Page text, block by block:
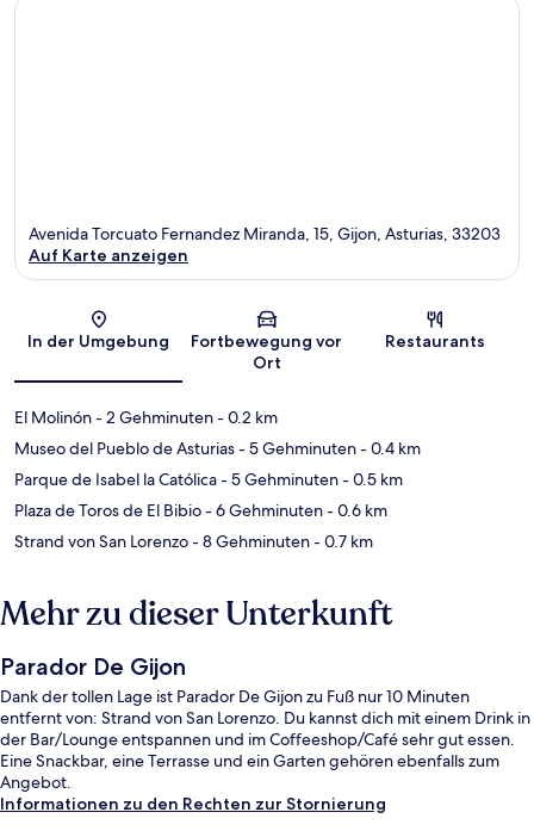
Karte
Avenida Torcuato Fernandez Miranda, 15, Gijon, Asturias, 33203
Auf Karte anzeigen
In der Umgebung
Fortbewegung vor
Ort
Restaurants
El Molinón- 2 Gehminuten- 0.2 km
Museo del Pueblo de Asturias- 5 Gehminuten- 0.4 km
Parque de Isabel la Católica- 5 Gehminuten- 0.5 km
Plaza de Toros de El Bibio- 6 Gehminuten- 0.6 km
Strand von San Lorenzo- 8 Gehminuten- 0.7 km
Mehr zu dieser Unterkunft
Parador De Gijon
Dank der tollen Lage ist Parador De Gijon zu Fuß nur 10 Minuten
entfernt von: Strand von San Lorenzo. Du kannst dich mit einem Drink in
der Bar/Lounge entspannen und im Coffeeshop/Café sehr gut essen.
Eine Snackbar, eine Terrasse und ein Garten gehören ebenfalls zum
Angebot.
Informationen zu den Rechten zur Stornierung